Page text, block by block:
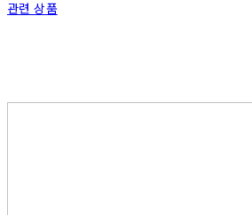
관련 상품